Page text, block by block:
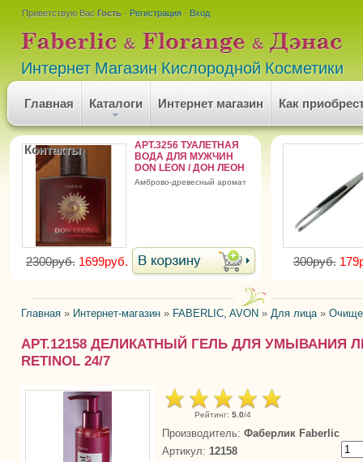
Приветствую Вас Гость · Регистрация · Вход
Интернет Магазин Кислородной Косметики
Главная Каталоги Интернет магазин Как
Контакты
АРТ.3256 ТУАЛЕТНАЯ
ВОДА ДЛЯ МУЖЧИН
DON LEON / ДОН ЛЕОН
амброво-древесный аромат
2300руб. 1699руб. 300руб.
Главная » Интернет-магазин » FABERLIC, AVON » Для лица »
АРТ.12158 ДЕЛИКАТНЫЙ ГЕЛЬ ДЛЯ УМЫВАНИЯ
RETINOL 24/7
Рейтинг: 5.0/4
Производитель: Фаберлик Faberlic
Артикул: 12158